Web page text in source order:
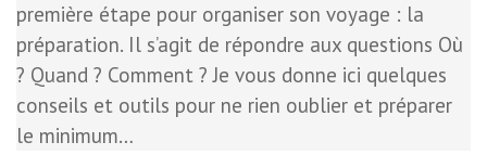
première étape pour organiser son voyage : la
préparation. Il s’agit de répondre aux questions Où
? Quand ? Comment ? Je vous donne ici quelques
conseils et outils pour ne rien oublier et préparer
le minimum…